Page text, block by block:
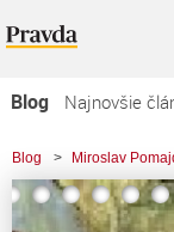
Blog
Najnovšie
Najčítanejšie články
Blog > Miroslav
> Biskup Vojtaššák a